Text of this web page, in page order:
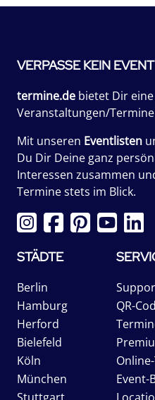
VERPASSE KEIN
termine.de bietet Dir
Veranstaltungen/
Mit unseren Eventlisten
Du Dir Deine ganz
Interessen zusammen
Termine stets im Blick.
STÄDTE
Berlin
Hamburg
Herford
Bielefeld
Köln
München
Stuttgart
QR-
Event-